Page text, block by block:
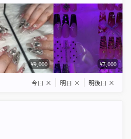
¥9,000 ¥7,000
今日 × 明日 × 明後日 ×